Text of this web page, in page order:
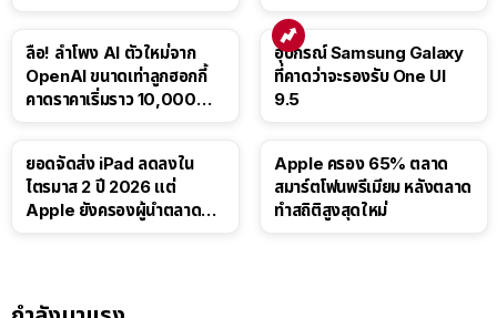
ลือ! ลำโพง AI ตัวใหม่จาก
OpenAI ขนาดเท่าลูกฮอกกี้
คาดราคาเริ่มราว 10,000
อุปกรณ์ Samsung Galaxy
ที่คาดว่าจะรองรับ One UI
9.5
ยอดจัดส่ง iPad ลดลงใน
ไตรมาส 2 ปี 2026 แต่
Apple ยังครองผู้นำตลาด
Apple ครอง 65% ตลาด
สมาร์ตโฟนพรีเมียม หลังตลาด
ทำสถิติสูงสุดใหม่